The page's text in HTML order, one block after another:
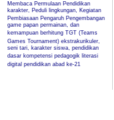
Membaca Permulaan Pendidikan
karakter, Peduli lingkungan, Kegiatan
Pembiasaan Pengaruh Pengembangan
game papan permainan, dan
kemampuan berhitung TGT (Teams
Games Tournament) ekstrakurikuler,
seni tari, karakter siswa, pendidikan
dasar kompetensi pedagogik literasi
digital pendidikan abad ke-21